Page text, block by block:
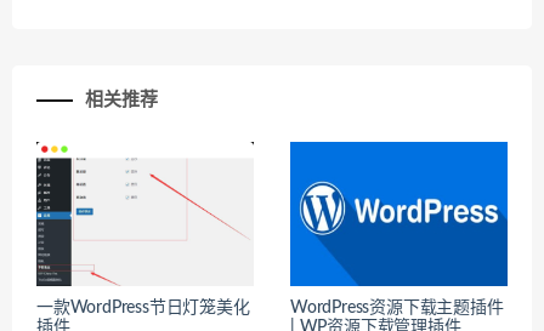
相关推荐
一款WordPress节日灯笼美化
插件
WordPress资源下载主题插件
| WP资源下载管理插件